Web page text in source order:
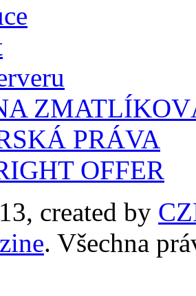
PRÁVA
OFFER
created by
. Všechna